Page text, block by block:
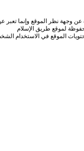
وجهة نظر الموقع وإنما تعبر
لموقع طريق الإسلام
الموقع في الاستخدام